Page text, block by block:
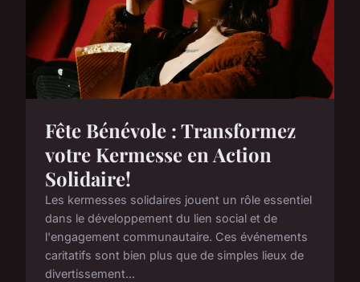
Fête Bénévole : Transformez
votre Kermesse en Action
Solidaire!
Les kermesses solidaires jouent un rôle essentiel
dans le développement du lien social et de
l'engagement communautaire. Ces événements
caritatifs sont bien plus que de simples lieux de
divertissement...